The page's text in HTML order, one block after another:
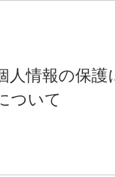
人情報の保護
ついて